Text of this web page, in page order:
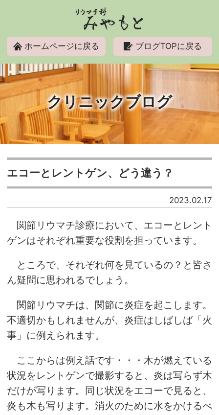
ホームページに戻る ブログTOPに戻る
クリニックブログ
エコーとレントゲン、どう違う？
2023.02.17
関節リウマチ診療において、エコーとレント
ゲンはそれぞれ重要な役割を担っています。
ところで、それぞれ何を見ているの？と皆さ
ん疑問に思われるでしょう。
関節リウマチは、関節に炎症を起こします。
不適切かもしれませんが、炎症はしばしば「火
事」に例えられます。
ここからは例え話です・・・木が燃えている
状況をレントゲンで撮影すると、炎は写らず木
だけが写ります。同じ状況をエコーで見ると、
炎も木も写ります。消火のために水をかけるべ